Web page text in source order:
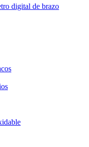
digital de brazo